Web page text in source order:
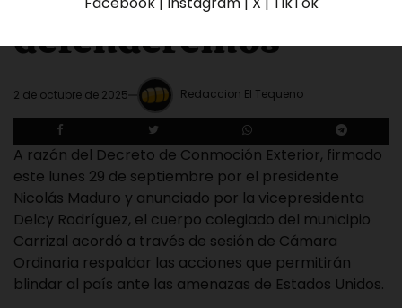
defenderemos”
2 de octubre de 2025 Redaccion El Tequeno
A razón del Decreto de Conmoción Exterior, firmado
este lunes 29 de septiembre por el presidente
Nicolás Maduro y anunciado por la vicepresidenta
Delcy Rodríguez, el cuerpo colegiado del municipio
Carrizal acordó a través de sesión de Cámara
Ordinaria respaldar las acciones que permitirán
blindar al país ante las amenazas de Estados Unidos.